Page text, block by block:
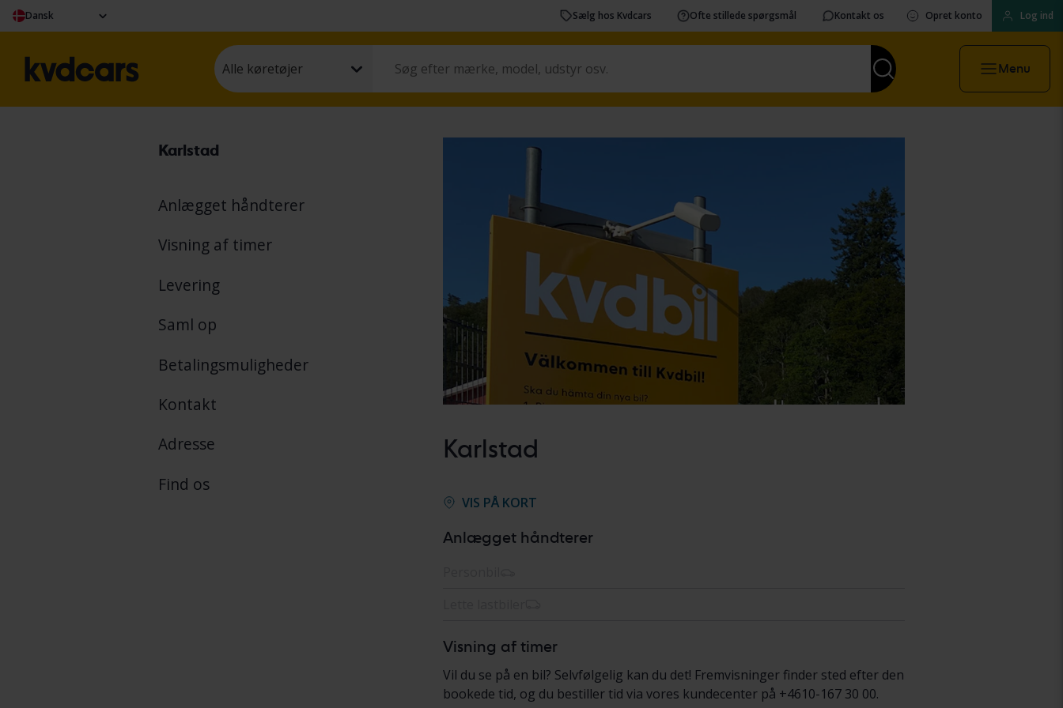
Dansk Sælg hos Kvdcars Ofte stillede spørgsmål Kontakt os Opret konto Log ind
Alle køretøjer Menu
Karlstad
Anlægget håndterer
Visning af timer
Levering
Saml op
Betalingsmuligheder
Kontakt
Adresse
Find os
Karlstad
VIS PÅ KORT
Anlægget håndterer
Visning af timer
Vil du se på en bil? Selvfølgelig kan du det! Fremvisninger finder sted efter den
bookede tid, og du bestiller tid via vores kundecenter på +4610-167 30 00.